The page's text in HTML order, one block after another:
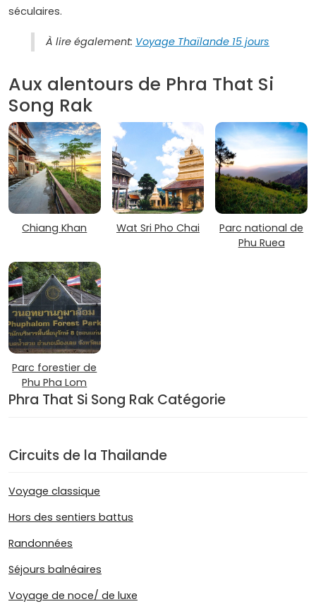
séculaires.
À lire également: Voyage Thaïlande 15 jours
Aux alentours de Phra That Si
Song Rak
Chiang Khan Wat Sri Pho Chai
Parc national de
Phu Ruea
Parc forestier de
Phu Pha Lom
Phra That Si Song Rak Catégorie
Circuits de la Thailande
Voyage classique
Hors des sentiers battus
Randonnées
Séjours balnéaires
Voyage de noce/ de luxe